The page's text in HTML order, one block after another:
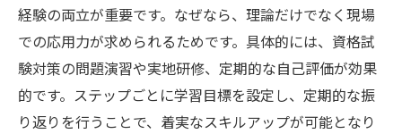
経験の両立が重要です。なぜなら、理論だけでなく現場
での応用力が求められるためです。具体的には、資格試
験対策の問題演習や実地研修、定期的な自己評価が効果
的です。ステップごとに学習目標を設定し、定期的な振
り返りを行うことで、着実なスキルアップが可能となり